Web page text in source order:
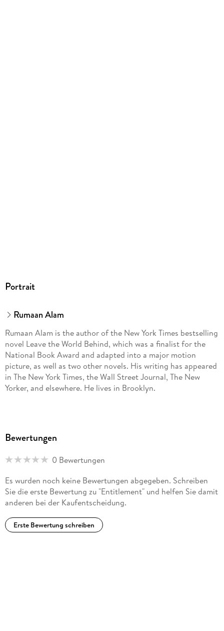
Portrait
Rumaan Alam
Rumaan Alam is the author of the New York Times bestselling
novel Leave the World Behind, which was a finalist for the
National Book Award and adapted into a major motion
picture, as well as two other novels. His writing has appeared
in The New York Times, the Wall Street Journal, The New
Yorker, and elsewhere. He lives in Brooklyn.
Bewertungen
0 Bewertungen
Es wurden noch keine Bewertungen abgegeben. Schreiben
Sie die erste Bewertung zu "Entitlement" und helfen Sie damit
anderen bei der Kaufentscheidung.
Erste Bewertung schreiben